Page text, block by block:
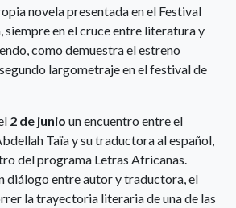
novela presentada en el Festival
siempre en el cruce entre literatura y
como demuestra el estreno
largometraje en el festival de
2 de junio un encuentro entre el
Taïa y su traductora al español,
del programa Letras Africanas.
diálogo entre autor y traductora, el
la trayectoria literaria de una de las